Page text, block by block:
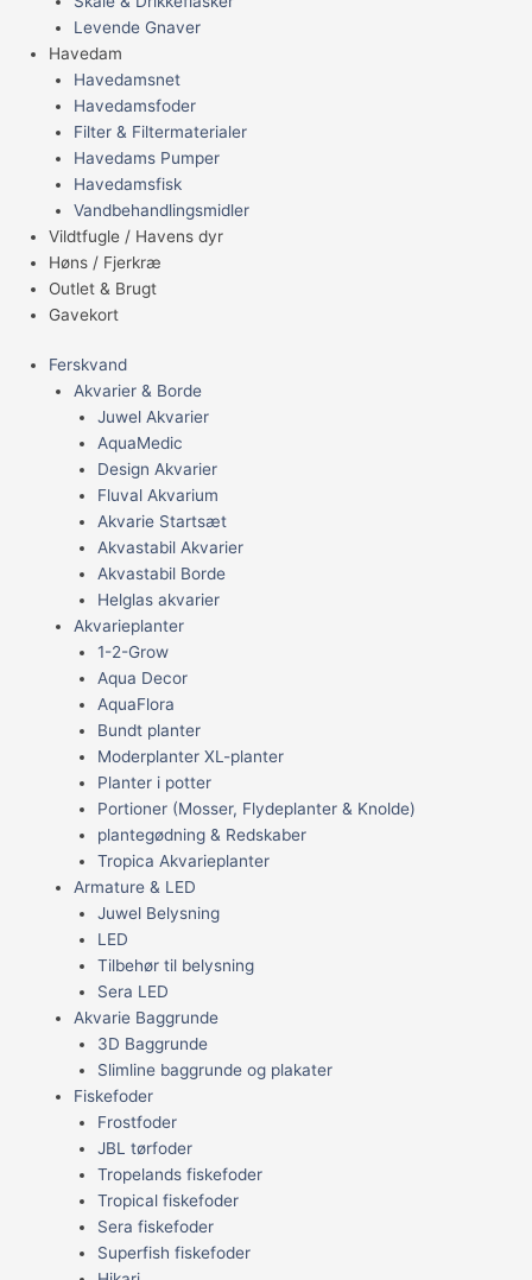
Levende Gnaver
Havedam
Havedamsnet
Havedamsfoder
Filter & Filtermaterialer
Havedams Pumper
Havedamsfisk
Vandbehandlingsmidler
Vildtfugle / Havens dyr
Høns / Fjerkræ
Outlet & Brugt
Gavekort
Ferskvand
Akvarier & Borde
Juwel Akvarier
AquaMedic
Design Akvarier
Fluval Akvarium
Akvarie Startsæt
Akvastabil Akvarier
Akvastabil Borde
Helglas akvarier
Akvarieplanter
1-2-Grow
Aqua Decor
AquaFlora
Bundt planter
Moderplanter XL-planter
Planter i potter
Portioner (Mosser, Flydeplanter & Knolde)
plantegødning & Redskaber
Tropica Akvarieplanter
Armature & LED
Juwel Belysning
LED
Tilbehør til belysning
Sera LED
Akvarie Baggrunde
3D Baggrunde
Slimline baggrunde og plakater
Fiskefoder
Frostfoder
JBL tørfoder
Tropelands fiskefoder
Tropical fiskefoder
Sera fiskefoder
Superfish fiskefoder